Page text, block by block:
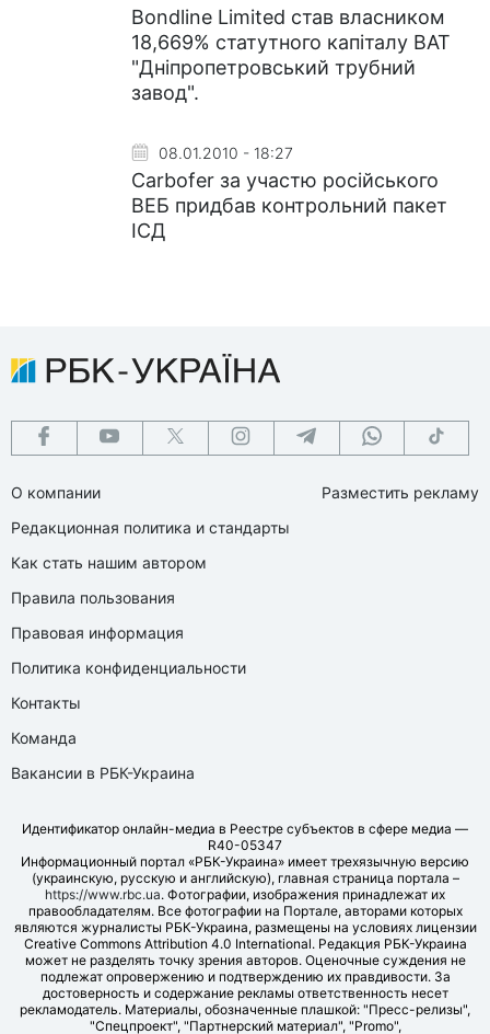
Bondline Limited став власником
18,669% статутного капіталу ВАТ
"Дніпропетровський трубний
завод".
08.01.2010 - 18:27
Carbofer за участю російського
ВЕБ придбав контрольний пакет
ІСД
О компании
Редакционная политика и стандарты
Как стать нашим автором
Правила пользования
Правовая информация
Политика конфиденциальности
Контакты
Команда
Вакансии в РБК-Украина
Разместить рекламу
Идентификатор онлайн-медиа в Реестре субъектов в сфере медиа —
R40-05347
Информационный портал «РБК-Украина» имеет трехязычную версию
(украинскую, русскую и английскую), главная страница портала –
https://www.rbc.ua. Фотографии, изображения принадлежат их
правообладателям. Все фотографии на Портале, авторами которых
являются журналисты РБК-Украина, размещены на условиях лицензии
Creative Commons Attribution 4.0 International. Редакция РБК-Украина
может не разделять точку зрения авторов. Оценочные суждения не
подлежат опровержению и подтверждению их правдивости. За
достоверность и содержание рекламы ответственность несет
рекламодатель. Материалы, обозначенные плашкой: "Пресс-релизы",
"Спецпроект", "Партнерский материал", "Promo",